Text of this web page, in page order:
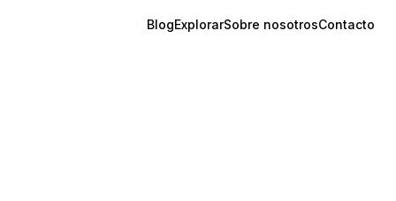
BlogExplorarSobre nosotrosContacto